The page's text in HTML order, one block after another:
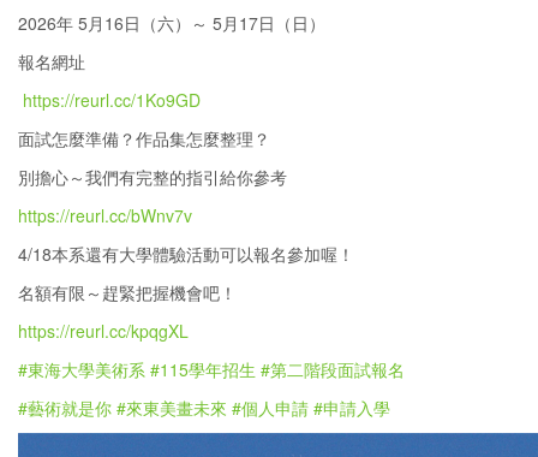
2026年 5月16日（六）～ 5月17日（日）
報名網址
https://reurl.cc/1Ko9GD
面試怎麼準備？作品集怎麼整理？
別擔心～我們有完整的指引給你參考
https://reurl.cc/bWnv7v
4/18本系還有大學體驗活動可以報名參加喔！
名額有限～趕緊把握機會吧！
https://reurl.cc/kpqgXL
#東海大學美術系 #115學年招生 #第二階段面試報名
#藝術就是你 #來東美畫未來 #個人申請 #申請入學